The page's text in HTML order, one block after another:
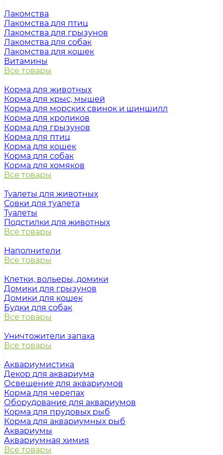
Лакомства
Лакомства для птиц
Лакомства для грызунов
Лакомства для собак
Лакомства для кошек
Витамины
Все товары
Корма для животных
Корма для крыс, мышей
Корма для морских свинок и шиншилл
Корма для кроликов
Корма для грызунов
Корма для птиц
Корма для кошек
Корма для собак
Корма для хомяков
Все товары
Туалеты для животных
Совки для туалета
Туалеты
Подстилки для животных
Все товары
Наполнители
Все товары
Клетки, вольеры, домики
Домики для грызунов
Домики для кошек
Будки для собак
Все товары
Уничтожители запаха
Все товары
Аквариумистика
Декор для аквариума
Освещение для аквариумов
Корма для черепах
Оборудование для аквариумов
Корма для прудовых рыб
Корма для аквариумных рыб
Аквариумы
Аквариумная химия
Все товары